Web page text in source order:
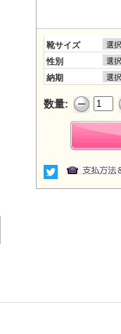
靴サイズ
性別
納期
数量: